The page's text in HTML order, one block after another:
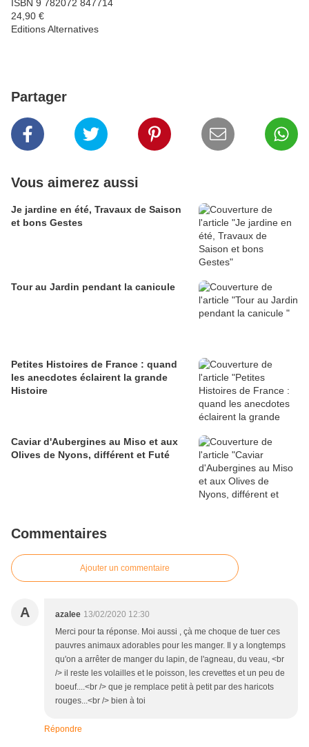
ISBN 9 782072 847714
24,90 €
Editions Alternatives
Partager
Vous aimerez aussi
Je jardine en été, Travaux de Saison
et bons Gestes
Tour au Jardin pendant la canicule
Petites Histoires de France : quand
les anecdotes éclairent la grande
Histoire
Caviar d'Aubergines au Miso et aux
Olives de Nyons, différent et Futé
Commentaires
Ajouter un commentaire
A azalee 13/02/2020 12:30
Merci pour ta réponse. Moi aussi , çà me choque de tuer ces
pauvres animaux adorables pour les manger. Il y a longtemps
qu'on a arrêter de manger du lapin, de l'agneau, du veau, <br
/> il reste les volailles et le poisson, les crevettes et un peu de
boeuf....<br /> que je remplace petit à petit par des haricots
rouges...<br /> bien à toi
Répondre